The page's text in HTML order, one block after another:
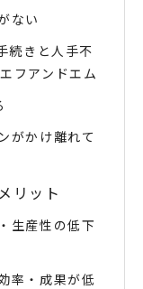
ない
続きと人手不
フアンドエム
がかけ離れて
リット
生産性の低下
率・成果が低